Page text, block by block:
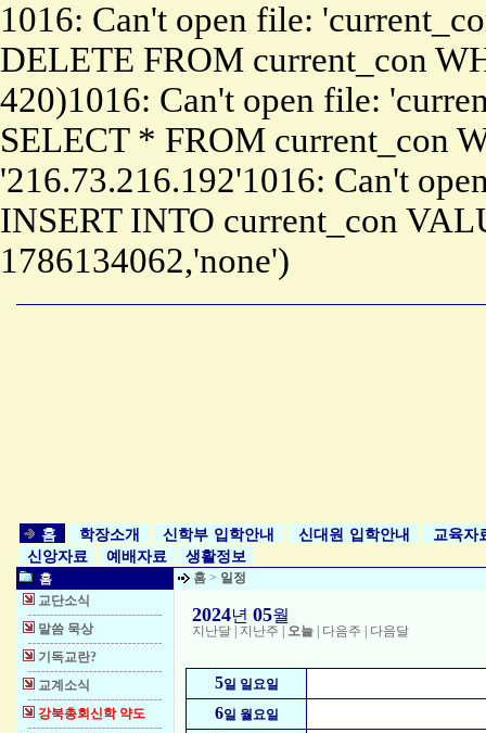
1016: Can't open file:
DELETE FROM current_con
420)1016: Can't open file:
SELECT * FROM current_con
'216.73.216.192'1016: Can't
INSERT INTO current_con
1786134062,'none')
홈 학장소개 신학부 입학안내 신대원 입학안내
교육자
신앙자료
예배자료 생활정보
홈
교단소식
말씀 묵상
기독교란?
교계소식
강북총회신학 약도
홈 > 일정
2024년 05월
지난달 지난주 오늘 다음주 다음달
5일 일요일
6일 월요일